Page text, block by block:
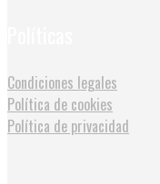
Condiciones legales
Política de cookies
Política de privacidad